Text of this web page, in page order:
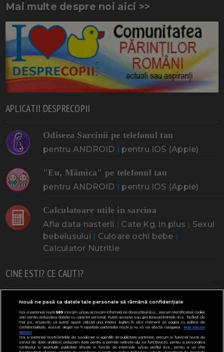
Mai multe despre noi aici >>
APLICATII DESPRECOPII
Odiseea Sarcinii pe telefonul tau
pentru ANDROID | pentru IOS (Apple)
"Eu, Mămica" pe telefonul tau
pentru ANDROID | pentru IOS (Apple)
Calculatoare utile in sarcina
Afla data nasterii | Cate Kg. in plus | Sexul
bebelusului | Culoare ochi bebe |
Calculator Nutritie
CINE ESTI? CE CAUTI?
Doresc un copil Adoptia Probleme cu sarcina
Urmeaza sa nasc Probleme alaptare Bebe plange
Bebe febra Caut bona Cresa, Gradinta
Mergem la scoala Copil bolnav Copii cu nevoi speciale
Nouă ne pasă ca datele tale personale să rămână confidențiale
Noi și partenerii noștri589stocăm și/sau accesăm informații pe dispozitivul dvs., precum identificatorii cookie
unici pentru prelucrarea datelor cu caracter personal. Puteți accepta sau gestiona preferințele dvs. făcând clic
mai jos, respectiv vă puteți opune utilizării unui interes legitim în orice moment pe pagina cu politica de
confidențialitate. Aceste alegeri vor fi raportate partenerilor noștri și nu vă vor afecta navigarea.
Mai multe
detalii
Noi si partenerii nostri (retelele de socializare si agentiile de publicitate partenere, precum si furnizorii nostri de
servicii de date analitice) prelucram date pentru a permite website-ului sa functioneze, pentru a personaliza
continutul si anunturile publicitare afisate in functie de interesele si/sau profilul dvs., pentru a va oferi